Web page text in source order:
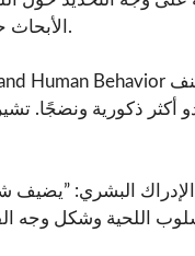
الأبحاث حول شعر الوجه والإدراك توفر بعض الأفكار.
أكثر ذكورية ونضجًا.
اللحية وشكل وجه